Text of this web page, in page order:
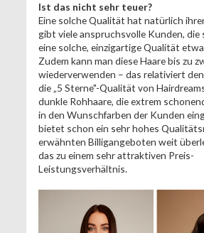
Ist das nicht sehr teuer?
Eine solche Qualität hat natürlich
gibt viele anspruchsvolle Kunden, die
eine solche, einzigartige Qualität
Zudem kann man diese Haare bis zu
wiederverwenden – das relativiert
die „5 Sterne"-Qualität von
dunkle Rohhaare, die extrem
in den Wunschfarben der Kunden
bietet schon ein sehr hohes
erwähnten Billigangeboten weit
das zu einem sehr attraktiven Preis-
Leistungsverhältnis.